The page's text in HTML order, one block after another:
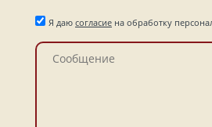
Я даю согласие на обработку